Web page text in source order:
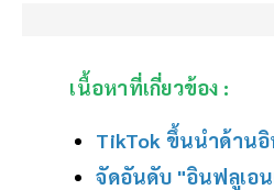
เนื้อหาที่เกี่ยวข้อง :
TikTok ขึ้นนำด้านอิ
จัดอันดับ "อินฟลูเอน